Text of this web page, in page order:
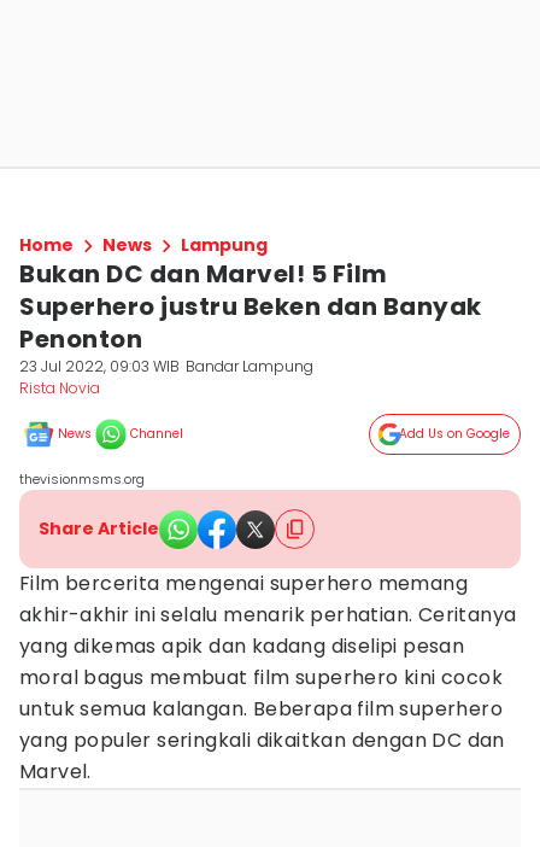
Home News Lampung
Bukan DC dan Marvel! 5 Film
Superhero justru Beken dan Banyak
Penonton
23 Jul 2022, 09:03 WIB Bandar Lampung
Rista Novia
News Channel Add Us on Google
thevisionmsms.org
Share Article
Film bercerita mengenai superhero memang
akhir-akhir ini selalu menarik perhatian. Ceritanya
yang dikemas apik dan kadang diselipi pesan
moral bagus membuat film superhero kini cocok
untuk semua kalangan. Beberapa film superhero
yang populer seringkali dikaitkan dengan DC dan
Marvel.